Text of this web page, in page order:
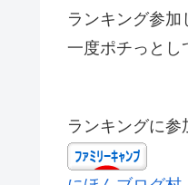
ランキング参加
一度ポチっとし
ランキングに参